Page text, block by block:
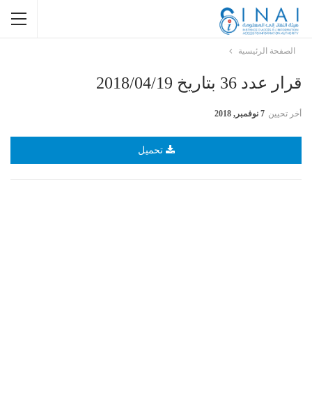
الصفحة الرئيسية
قرار عدد 36 بتاريخ 2018/04/19
أخر تحيين 7 نوفمبر, 2018
تحميل